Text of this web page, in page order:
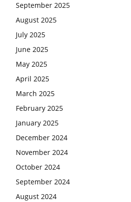
September 2025
August 2025
July 2025
June 2025
May 2025
April 2025
March 2025
February 2025
January 2025
December 2024
November 2024
October 2024
September 2024
August 2024